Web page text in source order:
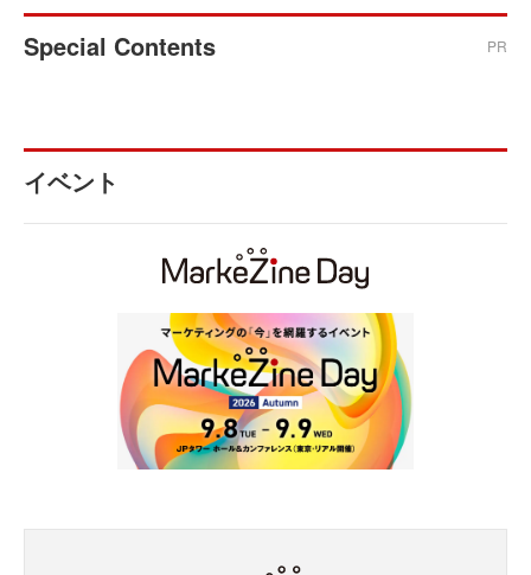
Special Contents PR
イベント